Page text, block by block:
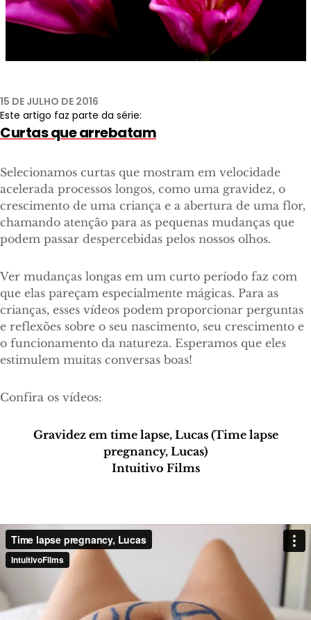
15 DE JULHO DE 2016
Este artigo faz parte da série:
Curtas que arrebatam
Selecionamos curtas que mostram em velocidade
acelerada processos longos, como uma gravidez, o
crescimento de uma criança e a abertura de uma flor,
chamando atenção para as pequenas mudanças que
podem passar despercebidas pelos nossos olhos.
Ver mudanças longas em um curto período faz com
que elas pareçam especialmente mágicas. Para as
crianças, esses vídeos podem proporcionar perguntas
e reflexões sobre o seu nascimento, seu crescimento e
o funcionamento da natureza. Esperamos que eles
estimulem muitas conversas boas!
Confira os vídeos:
Gravidez em time lapse, Lucas (Time lapse
pregnancy, Lucas)
Intuitivo Films